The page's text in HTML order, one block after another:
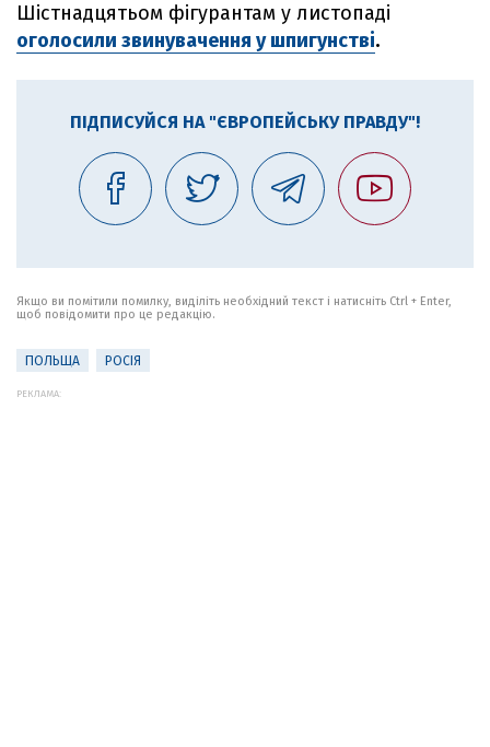
Шістнадцятьом фігурантам у листопаді
оголосили звинувачення у шпигунстві.
ПІДПИСУЙСЯ НА "ЄВРОПЕЙСЬКУ ПРАВДУ"!
Якщо ви помітили помилку, виділіть необхідний текст і натисніть Ctrl + Enter,
щоб повідомити про це редакцію.
ПОЛЬЩА РОСІЯ
РЕКЛАМА: